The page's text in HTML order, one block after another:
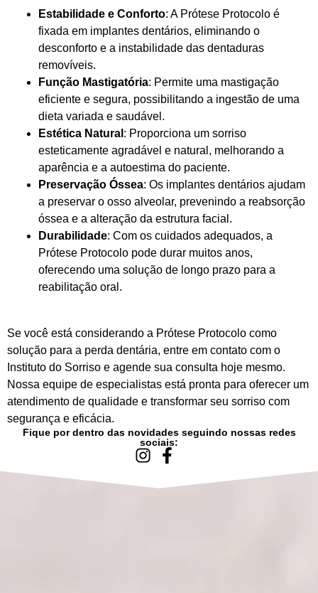
Estabilidade e Conforto: A Prótese Protocolo é
fixada em implantes dentários, eliminando o
desconforto e a instabilidade das dentaduras
removíveis.
Função Mastigatória: Permite uma mastigação
eficiente e segura, possibilitando a ingestão de uma
dieta variada e saudável.
Estética Natural : Proporciona um sorriso
esteticamente agradável e natural, melhorando a
aparência e a autoestima do paciente.
Preservação Óssea: Os implantes dentários ajudam
a preservar o osso alveolar, prevenindo a reabsorção
óssea e a alteração da estrutura facial.
Durabilidade: Com os cuidados adequados, a
Prótese Protocolo pode durar muitos anos,
oferecendo uma solução de longo prazo para a
reabilitação oral.
Se você está considerando a Prótese Protocolo como
solução para a perda dentária, entre em contato com o
Instituto do Sorriso e agende sua consulta hoje mesmo.
Nossa equipe de especialistas está pronta para oferecer um
atendimento de qualidade e transformar seu sorriso com
segurança e eficácia.
Fique por dentro das novidades seguindo nossas redes
sociais: